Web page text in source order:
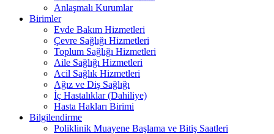
Anlaşmalı Kurumlar
Birimler
Evde Bakım Hizmetleri
Çevre Sağlığı Hizmetleri
Toplum Sağlığı Hizmetleri
Aile Sağlığı Hizmetleri
Acil Sağlık Hizmetleri
Ağız ve Diş Sağlığı
İç Hastalıklar (Dahiliye)
Hasta Hakları Birimi
Bilgilendirme
Poliklinik Muayene Başlama ve Bitiş Saatleri